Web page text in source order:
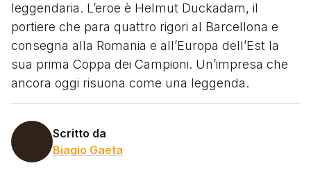
leggendaria. L’eroe è Helmut Duckadam, il
portiere che para quattro rigori al Barcellona e
consegna alla Romania e all’Europa dell’Est la
sua prima Coppa dei Campioni. Un’impresa che
ancora oggi risuona come una leggenda.
Scritto da
Biagio Gaeta